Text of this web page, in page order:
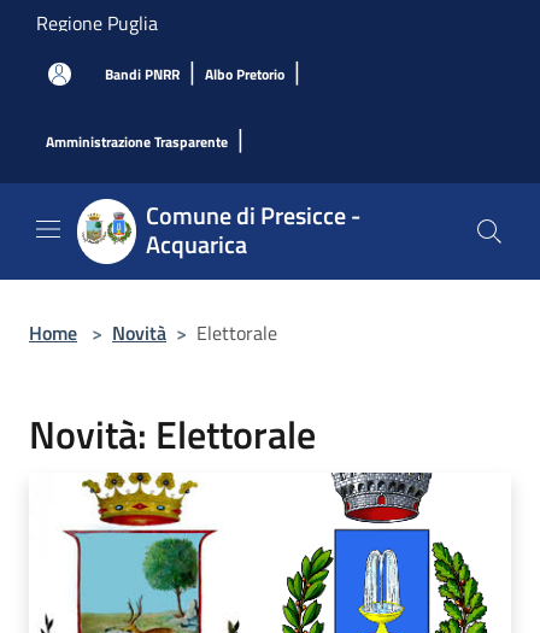
Salta al contenuto principale
Regione Puglia
Bandi PNRR | Albo Pretorio |
Amministrazione Trasparente |
Comune di Presicce -
Acquarica
Home > Novità > Elettorale
Novità: Elettorale